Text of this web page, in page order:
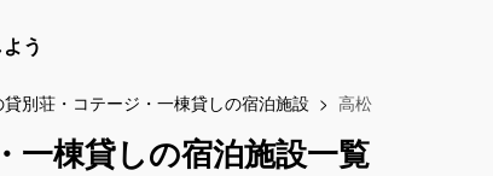
う
別荘・コテージ・一棟貸しの宿泊施設 高松
一棟貸しの宿泊施設一覧